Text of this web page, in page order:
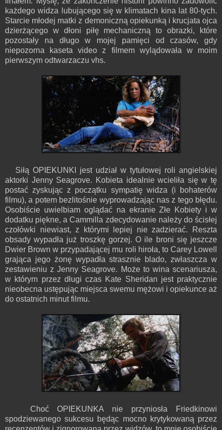
każdego widza lubującego się w klimatach kina lat 80-tych.
Starcie młodej matki z demoniczną opiekunką i krucjata ojca
dzierżącego w dłoni piłę mechaniczną to obrazki, które
pozostały na długo w mojej pamięci od czasów, gdy
niepozorna kaseta video z filmem wylądowała w moim
pierwszym odtwarzaczu vhs.
Siłą OPIEKUNKI jest udział w tytułowej roli angielskiej
aktorki Jenny Seagrove. Kobieta idealnie wcieliła się w tę
postać zyskując z początku sympatię widza (i bohaterów
filmu), a potem bezlitośnie wyprowadzając nas z tego błędu.
Osobiście uwielbiam oglądać na ekranie Złe Kobiety i w
dodatku piękne, a Cammilla zdecydowanie należy do ścisłej
czołówki niewiast, z którymi lepiej nie zadzierać. Reszta
obsady wypadła już troszkę gorzej. O ile broni się jeszcze
Dwier Brown w przypadającej mu roli hiroła, to Carey Lowell
grająca jego żonę wypadła strasznie blado, zwłaszcza w
zestawieniu z Jenny Seagrove. Może to wina scenariusza,
w którym przez długi czas Kate Sheridan jest praktycznie
nieobecna ustępując miejsca swemu mężowi i opiekunce aż
do ostatnich minut filmu.
Choć OPIEKUNKA nie przyniosła Friedkinowi
spodziewanego sukcesu będąc mocno krytykowaną przez